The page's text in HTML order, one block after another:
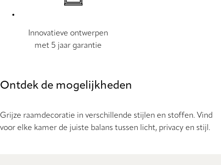
Innovatieve ontwerpen
met 5 jaar garantie
Ontdek de mogelijkheden
Grijze raamdecoratie in verschillende stijlen en stoffen. Vind
voor elke kamer de juiste balans tussen licht, privacy en stijl.